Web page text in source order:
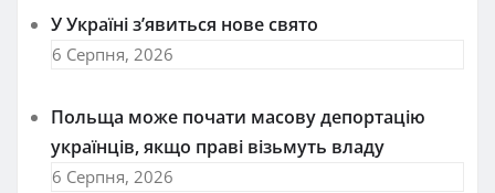
У Україні з’явиться нове свято
6 Серпня, 2026
Польща може почати масову депортацію
українців, якщо праві візьмуть владу
6 Серпня, 2026